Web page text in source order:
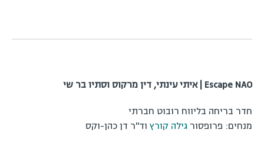
Escape NAO | איתי עינתי, דין מרקוס וסתיו בר שי
חדר בריחה בליווח רובוט חברתי
מנחים: פרופסור גילה קורץ וד"ר דן כהן-וקס